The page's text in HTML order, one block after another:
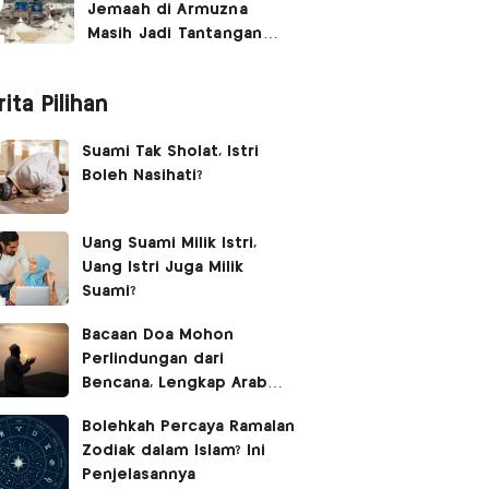
Jemaah di Armuzna
Masih Jadi Tantangan
Pilihan
Suami Tak Sholat, Istri
Boleh Nasihati?
Uang Suami Milik Istri,
Uang Istri Juga Milik
Suami?
Bacaan Doa Mohon
Perlindungan dari
Bencana, Lengkap Arab
Bolehkah Percaya Ramalan
Zodiak dalam Islam? Ini
Penjelasannya